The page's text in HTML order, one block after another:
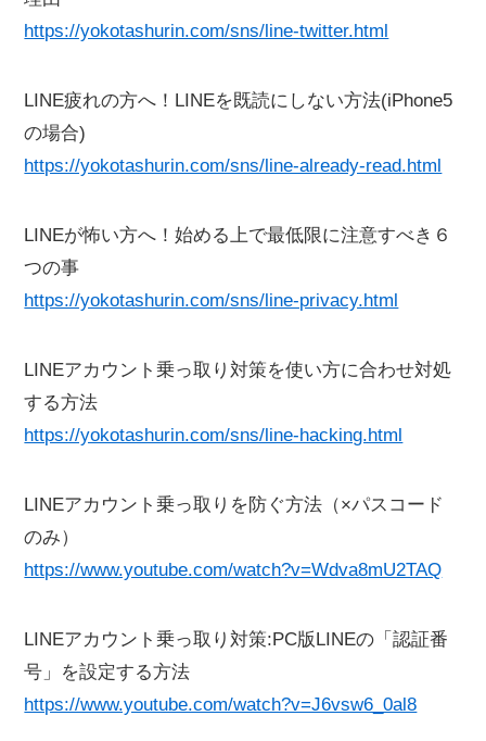
https://yokotashurin.com/sns/line-twitter.html
LINE疲れの方へ！LINEを既読にしない方法(iPhone5
の場合)
https://yokotashurin.com/sns/line-already-read.html
LINEが怖い方へ！始める上で最低限に注意すべき６
つの事
https://yokotashurin.com/sns/line-privacy.html
LINEアカウント乗っ取り対策を使い方に合わせ対処
する方法
https://yokotashurin.com/sns/line-hacking.html
LINEアカウント乗っ取りを防ぐ方法（×パスコード
のみ）
https://www.youtube.com/watch?v=Wdva8mU2TAQ
LINEアカウント乗っ取り対策:PC版LINEの「認証番
号」を設定する方法
https://www.youtube.com/watch?v=J6vsw6_0al8